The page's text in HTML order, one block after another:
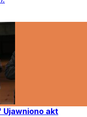
Ujawniono akt